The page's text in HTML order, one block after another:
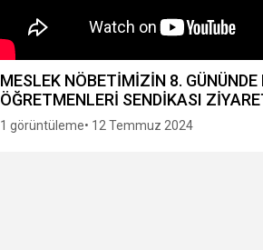
MESLEK NÖBETİMİZİN 8.
ÖĞRETMENLERİ SENDİKASI
1 görüntüleme• 12 Temmuz 2024